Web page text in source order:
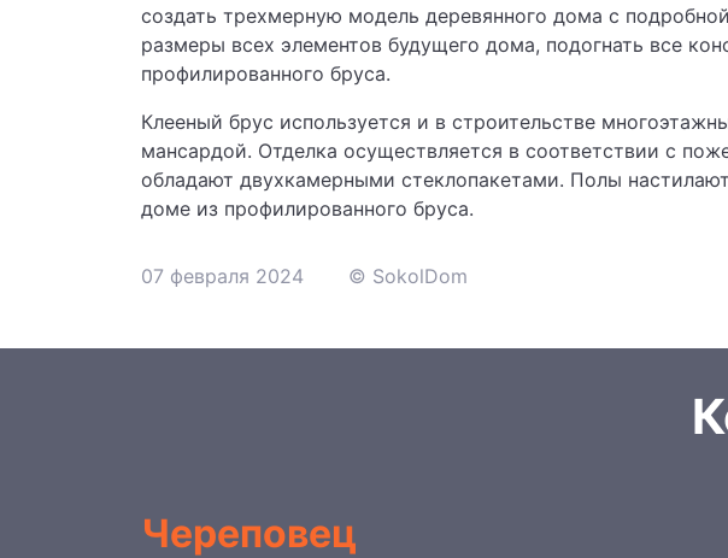
создать трехмерную модель деревянного дома с
размеры всех элементов будущего дома, подогнать все
профилированного бруса.
Клееный брус используется и в строительстве
мансардой. Отделка осуществляется в соответствии с
обладают двухкамерными стеклопакетами. Полы
доме из профилированного бруса.
07 февраля 2024 © SokolDom
Череповец